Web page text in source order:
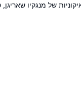
של מנגקיו